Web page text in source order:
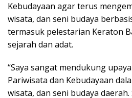
Kebudayaan agar terus
wisata, dan seni budaya
termasuk pelestarian Keraton
sejarah dan adat.
“Saya sangat mendukung
Pariwisata dan Kebudayaan
wisata, dan seni budaya